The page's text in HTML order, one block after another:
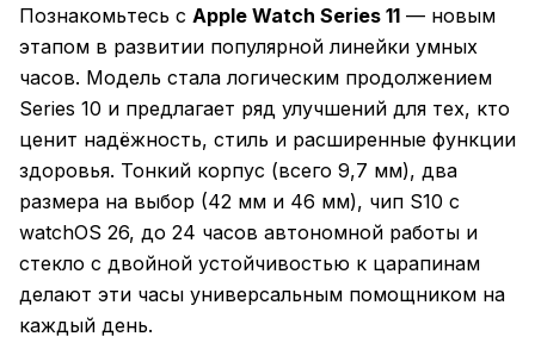
Познакомьтесь с Apple Watch Series 11 — новым
этапом в развитии популярной линейки умных
часов. Модель стала логическим продолжением
Series 10 и предлагает ряд улучшений для тех, кто
ценит надёжность, стиль и расширенные функции
здоровья. Тонкий корпус (всего 9,7 мм), два
размера на выбор (42 мм и 46 мм), чип S10 с
watchOS 26, до 24 часов автономной работы и
стекло с двойной устойчивостью к царапинам
делают эти часы универсальным помощником на
каждый день.